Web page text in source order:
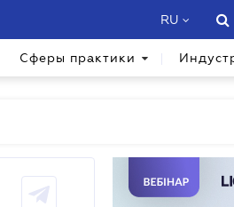
RU
Сферы практики